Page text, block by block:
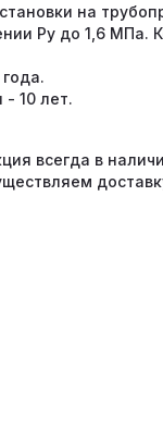
на
Ру до 1,6 МПа.
10 лет.
всегда в